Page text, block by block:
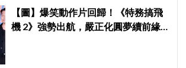
【圖】爆笑動作片回歸！《特務搞飛
機 2》強勢出航，嚴正化圓夢續前緣、